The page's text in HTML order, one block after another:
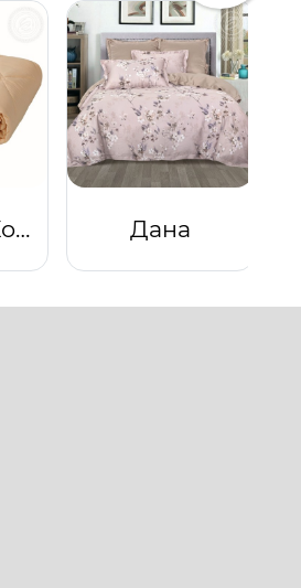
Одеяло "Комфорт" облегченное (бежевый) Дана